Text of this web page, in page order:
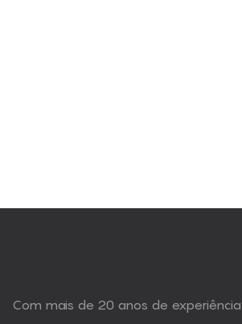
Com mais de 20 anos de experiência